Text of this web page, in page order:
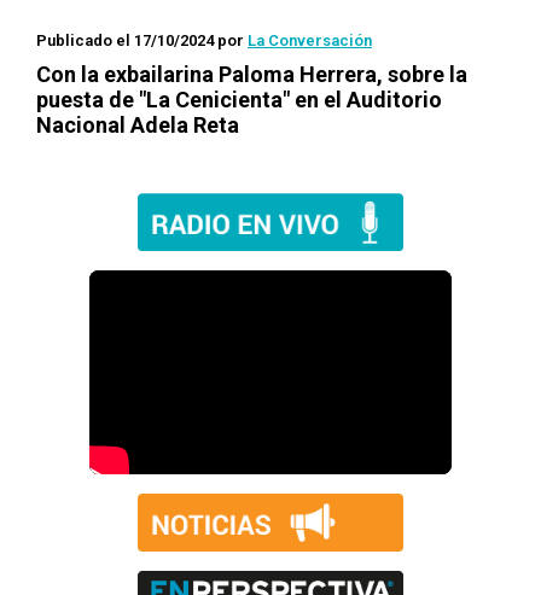
Publicado el 17/10/2024por La Conversación
Con la exbailarina Paloma Herrera, sobre la
puesta de "La Cenicienta" en el Auditorio
Nacional Adela Reta